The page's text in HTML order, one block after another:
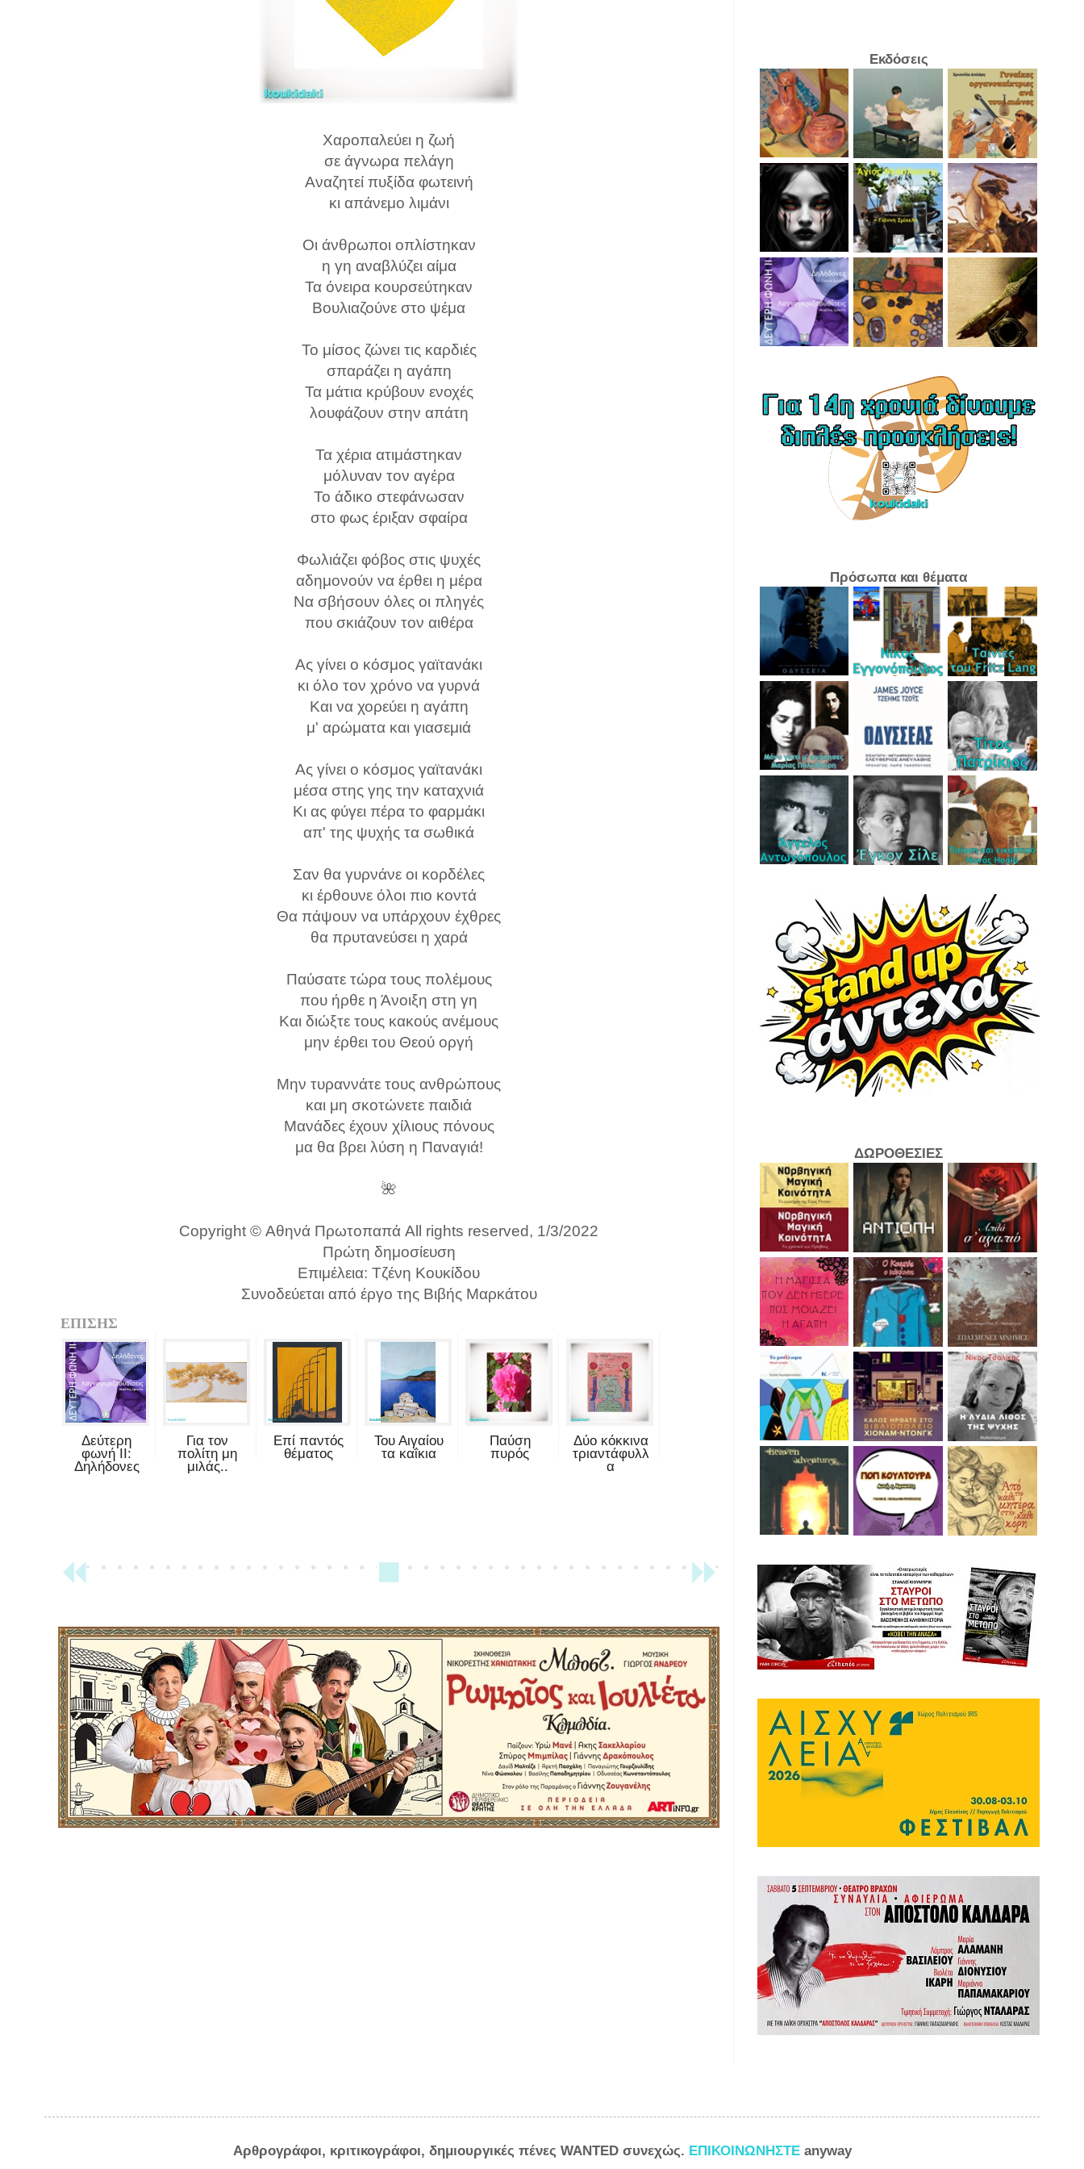
Χαροπαλεύει η ζωή
σε άγνωρα πελάγη
Αναζητεί πυξίδα φωτεινή
κι απάνεμο λιμάνι
Οι άνθρωποι οπλίστηκαν
η γη αναβλύζει αίμα
Τα όνειρα κουρσεύτηκαν
Βουλιαζούνε στο ψέμα
Το μίσος ζώνει τις καρδιές
σπαράζει η αγάπη
Τα μάτια κρύβουν ενοχές
λουφάζουν στην απάτη
Τα χέρια ατιμάστηκαν
μόλυναν τον αγέρα
Το άδικο στεφάνωσαν
στο φως έριξαν σφαίρα
Φωλιάζει φόβος στις ψυχές
αδημονούν να έρθει η μέρα
Να σβήσουν όλες οι πληγές
που σκιάζουν τον αιθέρα
Ας γίνει ο κόσμος γαϊτανάκι
κι όλο τον χρόνο να γυρνά
Και να χορεύει η αγάπη
μ' αρώματα και γιασεμιά
Ας γίνει ο κόσμος γαϊτανάκι
μέσα στης γης την καταχνιά
Κι ας φύγει πέρα το φαρμάκι
απ' της ψυχής τα σωθικά
Σαν θα γυρνάνε οι κορδέλες
κι έρθουνε όλοι πιο κοντά
Θα πάψουν να υπάρχουν έχθρες
θα πρυτανεύσει η χαρά
Παύσατε τώρα τους πολέμους
που ήρθε η Άνοιξη στη γη
Και διώξτε τους κακούς ανέμους
μην έρθει του Θεού οργή
Μην τυραννάτε τους ανθρώπους
και μη σκοτώνετε παιδιά
Μανάδες έχουν χίλιους πόνους
μα θα βρει λύση η Παναγιά!
🌺
Copyright © Αθηνά Πρωτοπαπά All rights reserved, 1/3/2022
Πρώτη δημοσίευση
Επιμέλεια: Τζένη Κουκίδου
Συνοδεύεται από έργο της Βιβής Μαρκάτου
ΕΠΙΣΗΣ
Δεύτερη
φωνή II:
Δηλήδονες
Για τον
πολίτη μη
μιλάς..
Επί παντός
θέματος
Του Αιγαίου
τα καΐκια
Παύση
πυρός
Δύο κόκκινα
τριαντάφυλλ
α
Εκδόσεις
Πρόσωπα και θέματα
ΔΩΡΟΘΕΣΙΕΣ
Αρθρογράφοι, κριτικογράφοι, δημιουργικές πένες WANTED συνεχώς. ΕΠΙΚΟΙΝΩΝΗΣΤΕ anyway